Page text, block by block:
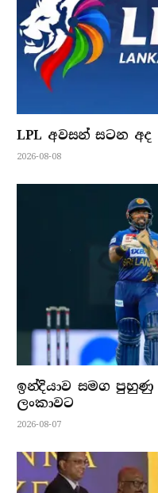
LPL අවසන් සටන අද
2026-08-08
ඉන්දියාව සමග පුහුණු
ලංකාවට
2026-08-07